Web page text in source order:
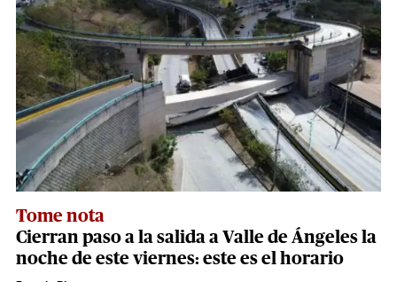
Tome nota
Cierran paso a la salida a Valle de Ángeles la
noche de este viernes: este es el horario